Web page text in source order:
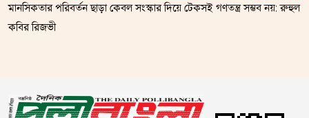
মানসিকতার পরিবর্তন ছাড়া কেবল সংস্কার দিয়ে টেকসই গণতন্ত্র সম্ভব নয়: রুহুল
কবির রিজভী